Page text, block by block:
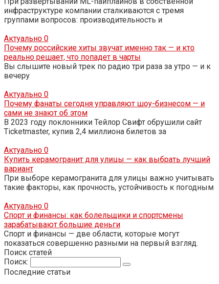
инфраструктуре компании сталкиваются с тремя
группами вопросов: производительность и
Актуально 0
Почему российские хиты звучат именно так — и кто
реально решает, что попадет в чарты
Вы слышите новый трек по радио три раза за утро — и к
вечеру
Актуально 0
Почему фанаты сегодня управляют шоу-бизнесом — и
сами не знают об этом
В 2023 году поклонники Тейлор Свифт обрушили сайт
Ticketmaster, купив 2,4 миллиона билетов за
Актуально 0
Купить керамогранит для улицы — как выбрать лучший
вариант
При выборе керамогранита для улицы важно учитывать
такие факторы, как прочность, устойчивость к погодным
Актуально 0
Спорт и финансы: как болельщики и спортсмены
зарабатывают большие деньги
Спорт и финансы — две области, которые могут
показаться совершенно разными на первый взгляд.
Поиск статей
Поиск:
Последние статьи